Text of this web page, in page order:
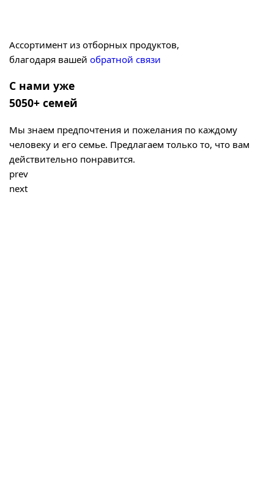
Ассортимент из отборных продуктов,
благодаря вашей обратной связи
С нами уже
5050+ семей
Мы знаем предпочтения и пожелания по каждому
человеку и его семье. Предлагаем только то, что вам
действительно понравится.
prev
next